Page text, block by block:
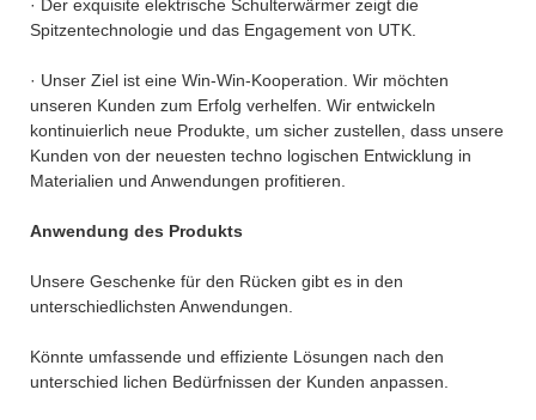
· Der exquisite elektrische Schulterwärmer zeigt die
Spitzentechnologie und das Engagement von UTK.
· Unser Ziel ist eine Win-Win-Kooperation. Wir möchten
unseren Kunden zum Erfolg verhelfen. Wir entwickeln
kontinuierlich neue Produkte, um sicher zustellen, dass unsere
Kunden von der neuesten techno logischen Entwicklung in
Materialien und Anwendungen profitieren.
Anwendung des Produkts
Unsere Geschenke für den Rücken gibt es in den
unterschiedlichsten Anwendungen.
Könnte umfassende und effiziente Lösungen nach den
unterschied lichen Bedürfnissen der Kunden anpassen.